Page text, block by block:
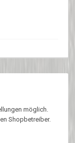
möglich.
Shopbetreiber.